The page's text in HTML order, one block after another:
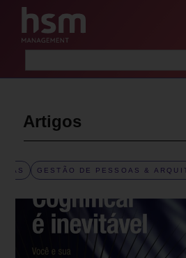
Artigos
GESTÃO DE PESSOAS &